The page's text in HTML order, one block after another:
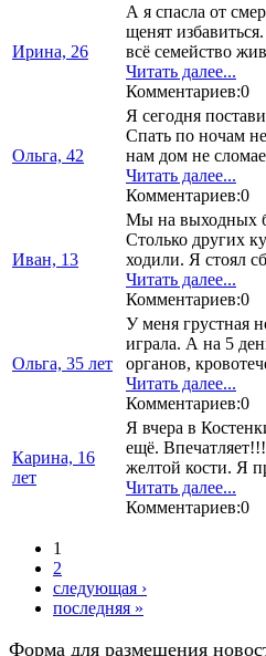
Ирина, 26
А я спасла от
щенят
всё семейство
Читать далее...
Комментариев:0
Ольга, 42
Я сегодня
Спать по ночам
нам дом не
Читать далее...
Комментариев:0
Иван, 13
Мы на выходных
Столько других
ходили. Я стоял
Читать далее...
Комментариев:0
Ольга, 35 лет
У меня грустная
играла. А на 5
органов,
Читать далее...
Комментариев:0
Карина, 16
лет
Я вчера в
ещё.
желтой кости. Я
Читать далее...
Комментариев:0
1
2
следующая ›
последняя »
Форма для размещения